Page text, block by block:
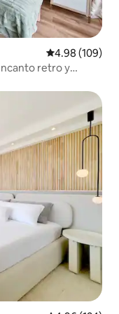
Calificación
4.98 (109)
retro y